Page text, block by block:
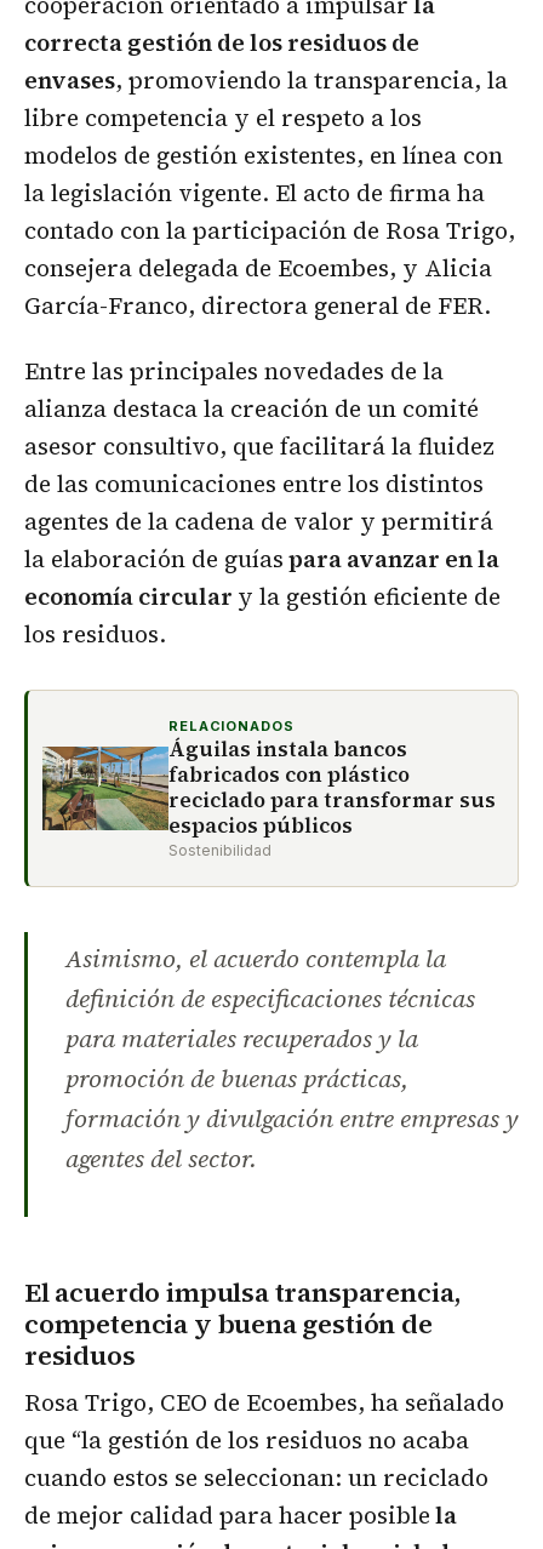
correcta gestión de los residuos de
envases, promoviendo la transparencia, la
libre competencia y el respeto a los
modelos de gestión existentes, en línea con
la legislación vigente. El acto de firma ha
contado con la participación de Rosa Trigo,
consejera delegada de Ecoembes, y Alicia
García-Franco, directora general de FER.
Entre las principales novedades de la
alianza destaca la creación de un comité
asesor consultivo, que facilitará la fluidez
de las comunicaciones entre los distintos
agentes de la cadena de valor y permitirá
la elaboración de guíaspara avanzar en la
economía circular y la gestión eficiente de
los residuos.
RELACIONADOS
Águilas instala bancos
fabricados con plástico
reciclado para transformar sus
espacios públicos
Sostenibilidad
Asimismo, el acuerdo contempla la
definición de especificaciones técnicas
para materiales recuperados y la
promoción de buenas prácticas,
formación y divulgación entre empresas y
agentes del sector.
El acuerdo impulsa transparencia,
competencia y buena gestión de
residuos
Rosa Trigo, CEO de Ecoembes, ha señalado
que “la gestión de los residuos no acaba
cuando estos se seleccionan: un reciclado
de mejor calidad para hacer posiblela